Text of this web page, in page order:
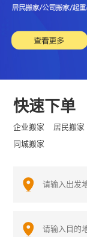
快速下单
企业搬家 居民搬家
同城搬家